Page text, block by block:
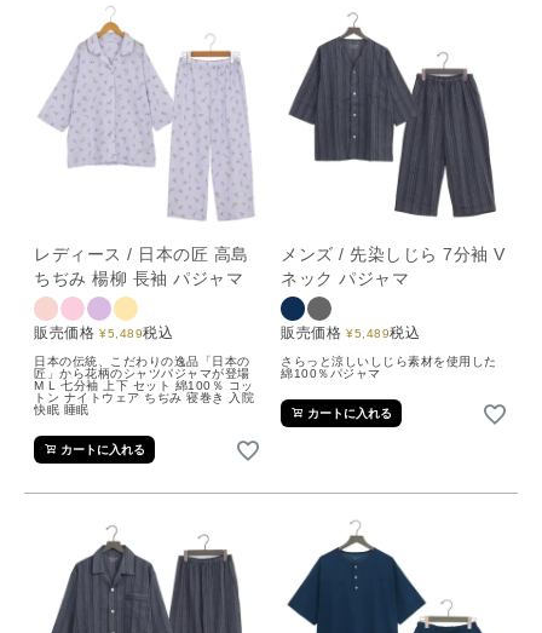
レディース / 日本の匠 高島
ちぢみ 楊柳 長袖 パジャマ
販売価格 ¥5,489税込
日本の伝統、こだわりの逸品「日本の
匠」から花柄のシャツパジャマが登場
M L 七分袖 上下 セット 綿100％ コッ
トン ナイトウェア ちぢみ 寝巻き 入院
快眠 睡眠
カートに入れる
メンズ / 先染しじら 7分袖 V
ネック パジャマ
販売価格 ¥5,489税込
さらっと涼しいしじら素材を使用した
綿100％パジャマ
カートに入れる